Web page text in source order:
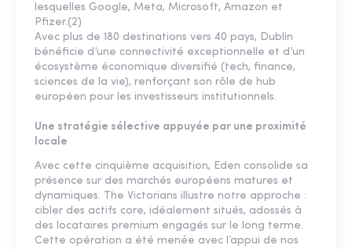
lesquelles Google, Meta, Microsoft, Amazon et
Pfizer.(2)
Avec plus de 180 destinations vers 40 pays, Dublin
bénéficie d’une connectivité exceptionnelle et d’un
écosystème économique diversifié (tech, finance,
sciences de la vie), renforçant son rôle de hub
européen pour les investisseurs institutionnels.
Une stratégie sélective appuyée par une proximité
locale
Avec cette cinquième acquisition, Eden consolide sa
présence sur des marchés européens matures et
dynamiques. The Victorians illustre notre approche :
cibler des actifs core, idéalement situés, adossés à
des locataires premium engagés sur le long terme.
Cette opération a été menée avec l’appui de nos